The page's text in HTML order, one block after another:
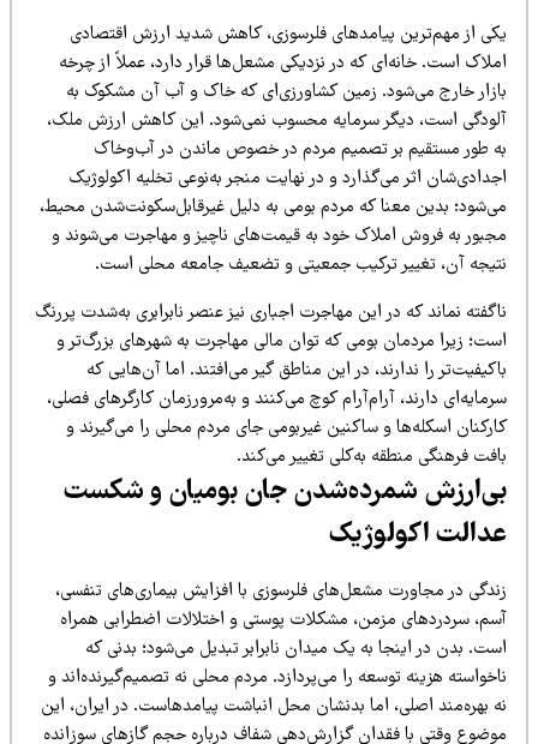
از مهم‌ترین پیامدهای فلرسوزی، کاهش شدید ارزش اقتصادی
است. خانه‌ای که در نزدیکی مشعل‌ها قرار دارد، عملاً از چرخه
خارج می‌شود. زمین کشاورزی‌ای که خاک و آب آن مشکوک به
است، دیگر سرمایه محسوب نمی‌شود. این کاهش ارزش ملک،
طور مستقیم بر تصمیم مردم در خصوص ماندن در آب‌وخاک
اثر می‌گذارد و در نهایت منجر به‌نوعی تخلیه اکولوژیک
بدین معنا که مردم بومی به دلیل غیرقابل‌سکونت‌شدن محیط،
به فروش املاک خود به قیمت‌های ناچیز و مهاجرت می‌شوند و
آن، تغییر ترکیب جمعیتی و تضعیف جامعه محلی است.
نماند که در این مهاجرت اجباری نیز عنصر نابرابری به‌شدت پررنگ
زیرا مردمان بومی که توان مالی مهاجرت به شهرهای بزرگ‌تر و
را ندارند، در این مناطق گیر می‌افتند. اما آن‌هایی که
دارند، آرام‌آرام کوچ می‌کنند و به‌مرورزمان کارگرهای فصلی،
اسکله‌ها و ساکنین غیربومی جای مردم محلی را می‌گیرند و
فرهنگی منطقه به‌کلی تغییر می‌کند.
شمرده‌شدن جان بومیان و شکست
اکولوژیک
در مجاورت مشعل‌های فلرسوزی با افزایش بیماری‌های تنفسی،
سردردهای مزمن، مشکلات پوستی و اختلالات اضطرابی همراه
بدن در اینجا به یک میدان نابرابر تبدیل می‌شود؛ بدنی که
هزینه توسعه را می‌پردازد. مردم محلی نه تصمیم‌گیرنده‌اند و
بهره‌مند اصلی، اما بدنشان محل انباشت پیامدهاست. در ایران، این
وقتی با فقدان گزارش‌دهی شفاف درباره حجم گازهای سوزانده